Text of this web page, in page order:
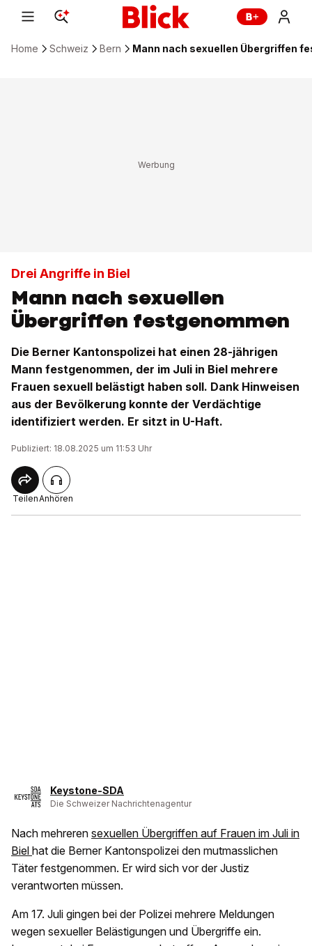
Home Schweiz Bern Mann nach sexuellen Übergriffen
Drei Angriffe in Biel
Mann nach sexuellen
Übergriffen festgenommen
Die Berner Kantonspolizei hat einen 28-jährigen
Mann festgenommen, der im Juli in Biel mehrere
Frauen sexuell belästigt haben soll. Dank Hinweisen
aus der Bevölkerung konnte der Verdächtige
identifiziert werden. Er sitzt in U-Haft.
Publiziert: 18.08.2025 um 11:53 Uhr
TeilenAnhören
Keystone-SDA
Die Schweizer Nachrichtenagentur
Nach mehreren sexuellen Übergriffen auf Frauen im Juli in
Biel hat die Berner Kantonspolizei den mutmasslichen
Täter festgenommen. Er wird sich vor der Justiz
verantworten müssen.
Am 17. Juli gingen bei der Polizei mehrere Meldungen
wegen sexueller Belästigungen und Übergriffe ein.